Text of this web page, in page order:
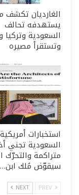
الغارديان تكشف
يستهدفه تحالف
السعودية وتركيا
وتستقرأ مصيره
استخبارات
السعودية تجني
متراكمة والتحرّك
سيقوّض مُلك ابن…
NEXT